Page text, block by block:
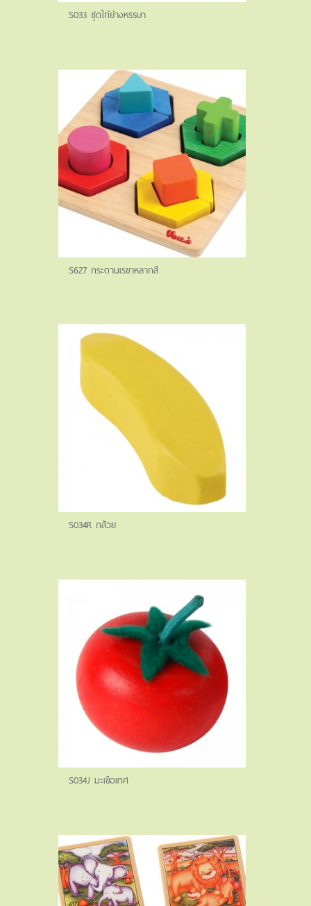
S033 ชุดไก่ย่างหรรษา
S627 กระดานเรขาหลากสี
S034R กล้วย
S034J มะเขือเทศ